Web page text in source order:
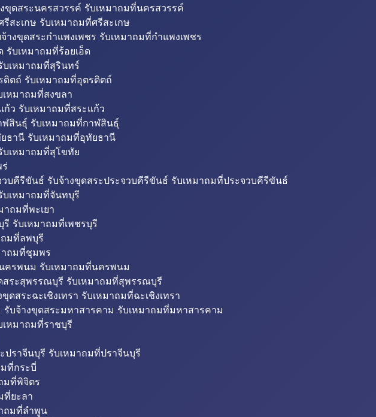
ขุดสระนครสวรรค์ รับเหมาถมที่นครสวรรค์
สะเกษ รับเหมาถมที่ศรีสะเกษ
างขุดสระกำแพงเพชร รับเหมาถมที่กำแพงเพชร
รับเหมาถมที่ร้อยเอ็ด
บเหมาถมที่สุรินทร์
ดิตถ์ รับเหมาถมที่อุตรดิตถ์
เหมาถมที่สงขลา
ก้ว รับเหมาถมที่สระแก้ว
ฬสินธุ์ รับเหมาถมที่กาฬสินธุ์
ธานี รับเหมาถมที่อุทัยธานี
บเหมาถมที่สุโขทัย
บคีรีขันธ์ รับจ้างขุดสระประจวบคีรีขันธ์ รับเหมาถมที่ประจวบคีรีขันธ์
บเหมาถมที่จันทบุรี
าถมที่พะเยา
รี รับเหมาถมที่เพชรบุรี
ถมที่ลพบุรี
าถมที่ชุมพร
ครพนม รับเหมาถมที่นครพนม
ระสุพรรณบุรี รับเหมาถมที่สุพรรณบุรี
ดสระฉะเชิงเทรา รับเหมาถมที่ฉะเชิงเทรา
บจ้างขุดสระมหาสารคาม รับเหมาถมที่มหาสารคาม
เหมาถมที่ราชบุรี
ปราจีนบุรี รับเหมาถมที่ปราจีนบุรี
ที่กระบี่
มที่พิจิตร
ที่ยะลา
ถมที่ลำพูน